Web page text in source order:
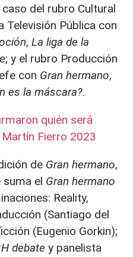
del rubro Cultural
Televisión Pública con
, La liga de la
; y el rubro Producción
con Gran hermano,
es la máscara?.
quién será
Fierro 2023
de Gran hermano,
el Gran hermano
Reality,
(Santiago del
(Eugenio Gorkin);
debate y panelista